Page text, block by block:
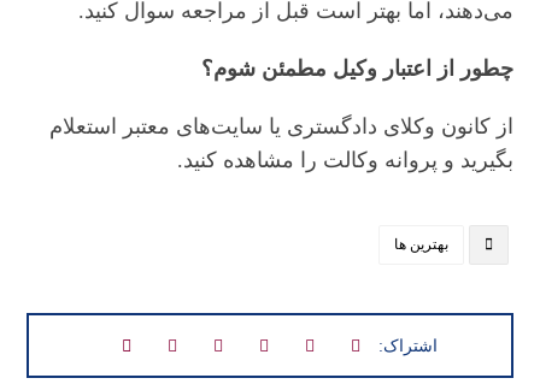
می‌دهند، اما بهتر است قبل از مراجعه سوال کنید.
چطور از اعتبار وکیل مطمئن شوم؟
از کانون وکلای دادگستری یا سایت‌های معتبر استعلام
بگیرید و پروانه وکالت را مشاهده کنید.
بهترین ها